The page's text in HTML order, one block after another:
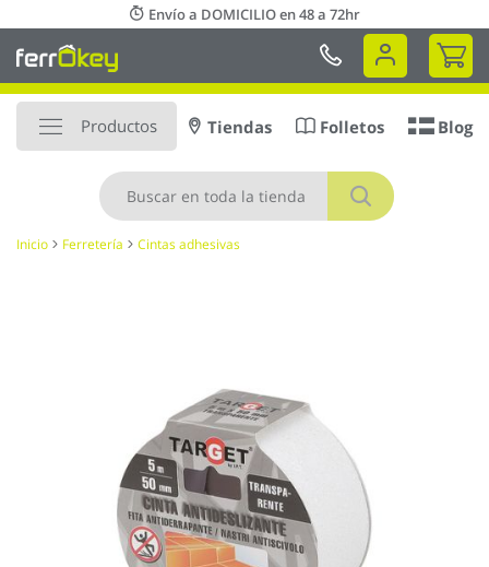
al
contenido
Envío a DOMICILIO en 48 a 72hr
Mi
Productos
Buscar
Tiendas Folletos Blog
Inicio Ferretería Cintas adhesivas